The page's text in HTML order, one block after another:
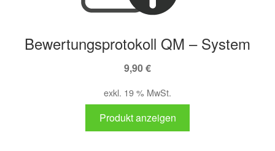
Bewertungsprotokoll QM – System
9,90€
exkl. 19 % MwSt.
Produkt anzeigen